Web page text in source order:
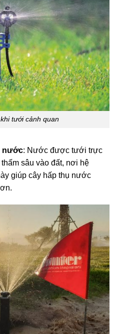
tưới cảnh quan
nước: Nước được tưới trực
sâu vào đất, nơi hệ
giúp cây hấp thụ nước